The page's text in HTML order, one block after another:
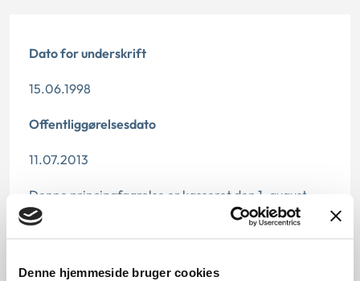
Denne hjemmeside bruger cookies
Dato for underskrift
15.06.1998
Offentliggørelsesdato
11.07.2013
Denne principafgørelse er kasseret den 1. august
2019, da den ikke længere har vejledningsværdi.